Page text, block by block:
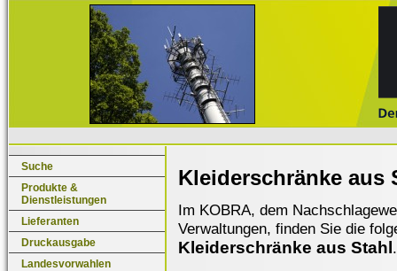
Suche
Produkte &
Dienstleistungen
Lieferanten
Druckausgabe
Landesvorwahlen
Kleiderschränke aus
Im KOBRA, dem
Verwaltungen, finden Sie die
Kleiderschränke aus Stahl .